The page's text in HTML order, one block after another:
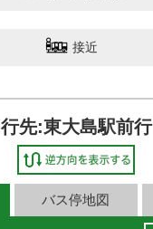
接近
行先:東大島駅前行
バス停地図